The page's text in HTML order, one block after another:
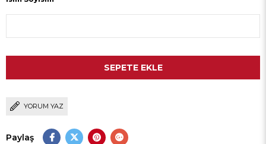
YORUM YAZ
Paylaş